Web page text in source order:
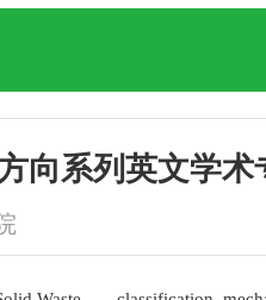
向系列英文学